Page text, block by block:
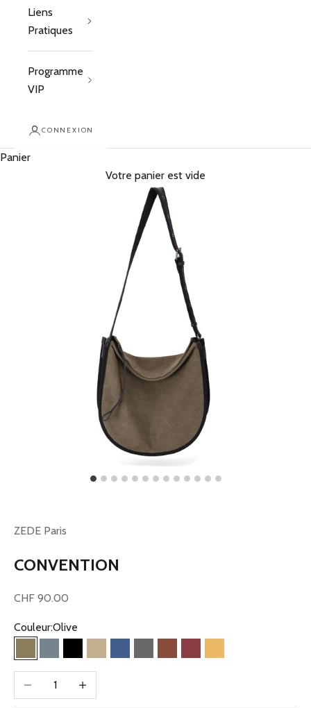
Liens
Pratiques
Programme
VIP
CONNEXION
Panier
Votre panier est vide
ZEDE Paris
CONVENTION
Prix de vente
CHF 90.00
Couleur:Olive
OliveBleu Gris
Noir Beige Kaki
Bleu Jean
Gris CamelBordeaux
Jaune
Diminuer la quantitéAugmenter la quantité